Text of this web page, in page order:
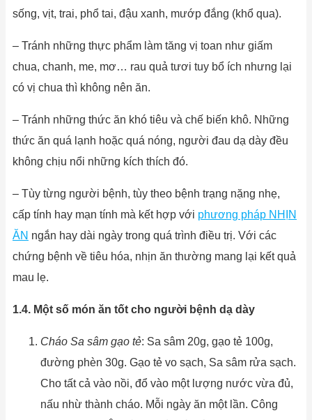
sống, vịt, trai, phổ tai, đậu xanh, mướp đắng (khổ qua).
– Tránh những thực phẩm làm tăng vị toan như giấm
chua, chanh, me, mơ… rau quả tươi tuy bổ ích nhưng lại
có vị chua thì không nên ăn.
– Tránh những thức ăn khó tiêu và chế biến khô. Những
thức ăn quá lạnh hoặc quá nóng, người đau dạ dày đều
không chịu nổi những kích thích đó.
– Tùy từng người bệnh, tùy theo bệnh trạng nặng nhẹ,
cấp tính hay mạn tính mà kết hợp với phương pháp NHỊN
ĂN ngắn hay dài ngày trong quá trình điều trị. Với các
chứng bệnh về tiêu hóa, nhịn ăn thường mang lại kết quả
mau lẹ.
1.4. Một số món ăn tốt cho người bệnh dạ dày
Cháo Sa sâm gạo tẻ: Sa sâm 20g, gạo tẻ 100g,
đường phèn 30g. Gạo tẻ vo sạch, Sa sâm rửa sạch.
Cho tất cả vào nồi, đổ vào một lượng nước vừa đủ,
nấu nhừ thành cháo. Mỗi ngày ăn một lần. Công